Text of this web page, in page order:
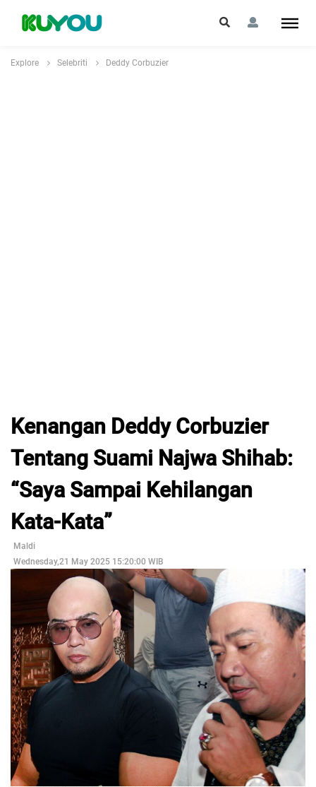
Explore Selebriti Deddy Corbuzier
Kenangan Deddy Corbuzier
Tentang Suami Najwa Shihab:
“Saya Sampai Kehilangan
Kata-Kata”
Maldi
Wednesday,21 May 2025 15:20:00 WIB